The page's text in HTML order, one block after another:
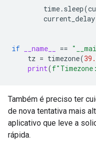
time. sleep(
current_delay
if __name__ ==
tz = timezone(
print(f
Também é preciso ter
de nova tentativa mais
aplicativo que leve a
rápida.